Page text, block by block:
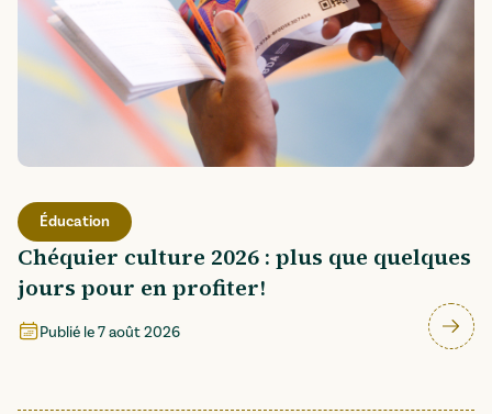
Éducation
Chéquier culture 2026 : plus que quelques
jours pour en profiter!
Publié le7 août 2026